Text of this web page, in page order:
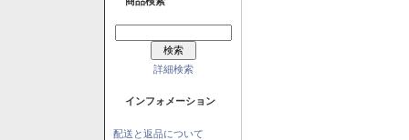
詳細検索
インフォメーション
配送と返品について